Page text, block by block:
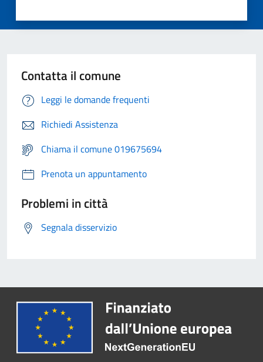
Contatta il comune
Leggi le domande frequenti
Richiedi Assistenza
Chiama il comune 019675694
Prenota un appuntamento
Problemi in città
Segnala disservizio